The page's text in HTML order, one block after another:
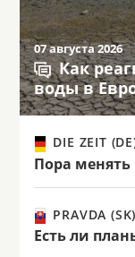
07 августа 2026
Как
воды в
DIE ZEIT
Пора менять
PRAVDA (SK)
Есть ли